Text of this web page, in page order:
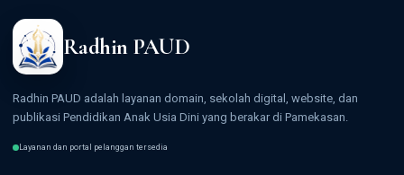
Radhin PAUD
Radhin PAUD adalah layanan domain, sekolah digital, website, dan
publikasi Pendidikan Anak Usia Dini yang berakar di Pamekasan.
Layanan dan portal pelanggan tersedia